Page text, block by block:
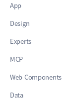
App
Design
Experts
MCP
Web Components
Data